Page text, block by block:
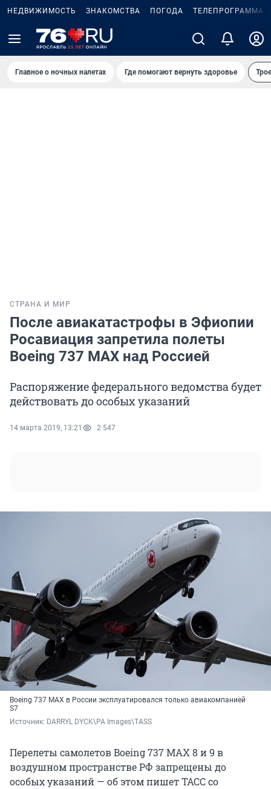
НЕДВИЖИМОСТЬ ЗНАКОМСТВА ПОГОДА ТЕЛЕПРОГРАММА
Главное о ночных налетах Где помогают вернуть здоровье
СТРАНА И МИР
После авиакатастрофы в Эфиопии
Росавиация запретила полеты
Boeing 737 MAX над Россией
Распоряжение федерального ведомства будет
действовать до особых указаний
14 марта 2019, 13:21 2 547
Boeing 737 MAX в России эксплуатировался только авиакомпанией
S7
Источник: DARRYL DYCK\PA Images\TASS
Перелеты самолетов Boeing 737 MAX 8 и 9 в
воздушном пространстве РФ запрещены до
особых указаний — об этом пишет ТАСС со